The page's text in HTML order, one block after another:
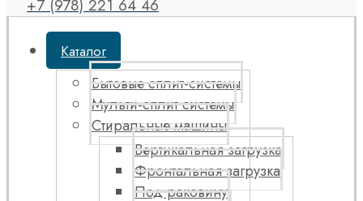
+7 (978) 221 64 46
Каталог
Бытовые сплит-системы
Мульти-сплит системы
Стиральные машины
Вертикальная загрузка
Фронтальная загрузка
Под раковину